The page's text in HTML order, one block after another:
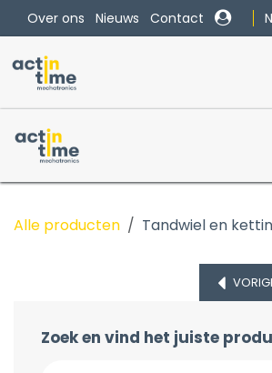
Overslaan naar inhoud
Over ons Nieuws Contact
Alle producten Tandwiel en
Zoek en vind het juiste